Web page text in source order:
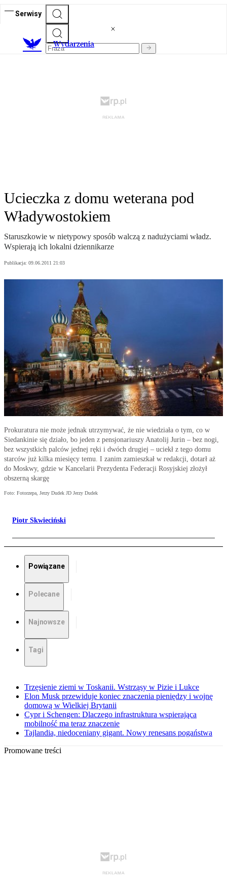
Serwisy
Wydarzenia
Ucieczka z domu weterana pod
Władywostokiem
Staruszkowie w nietypowy sposób walczą z nadużyciami władz.
Wspierają ich lokalni dziennikarze
Publikacja: 09.06.2011 21:03
Prokuratura nie może jednak utrzymywać, że nie wiedziała o tym, co w
Siedankinie się działo, bo jeden z pensjonariuszy Anatolij Jurin – bez nogi,
bez wszystkich palców jednej ręki i dwóch drugiej – uciekł z tego domu
starców już kilka miesięcy temu. I zanim zamieszkał w redakcji, dotarł aż
do Moskwy, gdzie w Kancelarii Prezydenta Federacji Rosyjskiej złożył
obszerną skargę
Foto: Fotorzepa, Jerzy Dudek JD Jerzy Dudek
Piotr Skwieciński
Powiązane
Polecane
Najnowsze
Tagi
Trzęsienie ziemi w Toskanii. Wstrząsy w Pizie i Lukce
Elon Musk przewiduje koniec znaczenia pieniędzy i wojnę
domową w Wielkiej Brytanii
Cypr i Schengen: Dlaczego infrastruktura wspierająca
mobilność ma teraz znaczenie
Tajlandia, niedoceniany gigant. Nowy renesans pogaństwa
Promowane treści